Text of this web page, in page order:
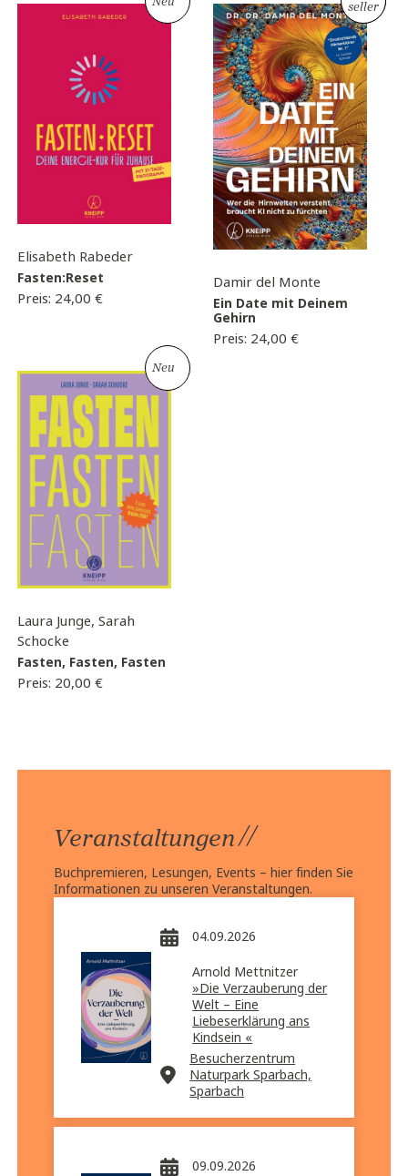
Elisabeth Rabeder
Fasten:Reset
Preis: 24,00 €
seller
Damir del Monte
Ein Date mit Deinem
Gehirn
Preis: 24,00 €
Neu
Laura Junge, Sarah
Schocke
Fasten, Fasten, Fasten
Preis: 20,00 €
Veranstaltungen //
Buchpremieren, Lesungen, Events – hier finden Sie
Informationen zu unseren Veranstaltungen.
04.09.2026
Arnold Mettnitzer
»Die Verzauberung der
Welt – Eine
Liebeserklärung ans
Kindsein «
Besucherzentrum
Naturpark Sparbach,
Sparbach
09.09.2026